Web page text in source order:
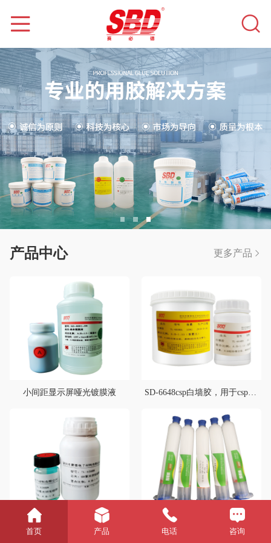
产品中心 更多产品
小间距显示屏哑光镀膜液
UVC紫光封装硅胶 SD-6020围坝胶
首页 产品 电话 咨询